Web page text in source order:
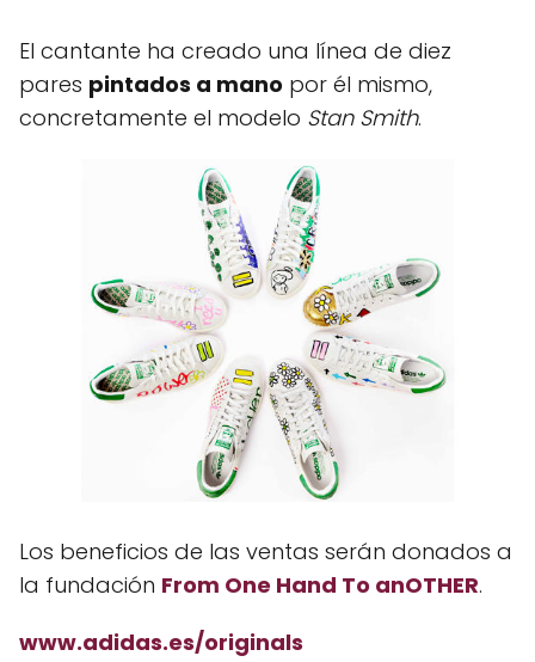
El cantante ha creado una línea de diez
pares pintados a mano por él mismo,
concretamente el modelo Stan Smith.
Los beneficios de las ventas serán donados a
la fundación From One Hand To anOTHER.
www.adidas.es/originals